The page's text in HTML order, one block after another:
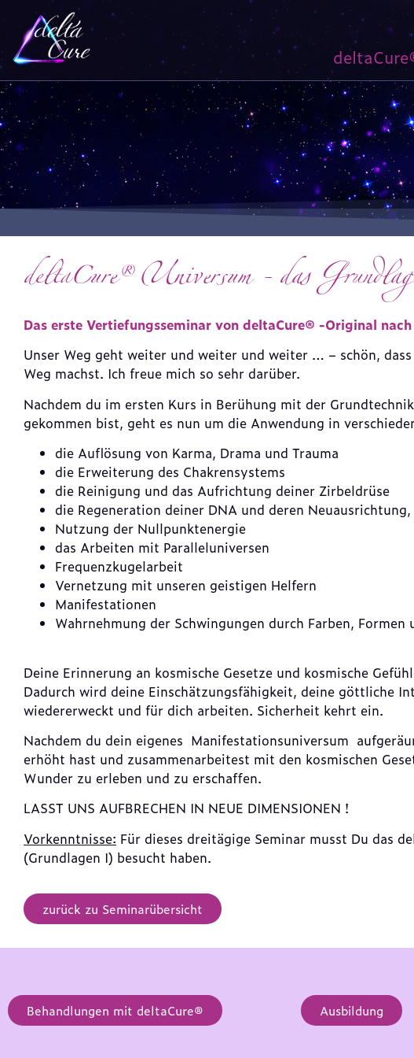
deltaCure® Universum - das
Das erste Vertiefungsseminar von deltaCure® -Original
Unser Weg geht weiter und weiter und weiter … – schön,
Weg machst. Ich freue mich so sehr darüber.
Nachdem du im ersten Kurs in Berühung mit der
gekommen bist, geht es nun um die Anwendung in
die Auflösung von Karma, Drama und Trauma
die Erweiterung des Chakrensystems
die Reinigung und das Aufrichtung deiner Zirbeldrüse
die Regeneration deiner DNA und deren
Nutzung der Nullpunktenergie
das Arbeiten mit Paralleluniversen
Frequenzkugelarbeit
Vernetzung mit unseren geistigen Helfern
Manifestationen
Wahrnehmung der Schwingungen durch Farben, Formen
Deine Erinnerung an kosmische Gesetze und kosmische
Dadurch wird deine Einschätzungsfähigkeit, deine göttliche
wiedererweckt und für dich arbeiten. Sicherheit kehrt ein.
Nachdem du dein eigenes Manifestationsuniversum
erhöht hast und zusammenarbeitest mit den kosmischen
Wunder zu erleben und zu erschaffen.
LASST UNS AUFBRECHEN IN NEUE DIMENSIONEN !
Vorkenntnisse: Für dieses dreitägige Seminar musst Du das
(Grundlagen I) besucht haben.
zurück zu Seminarübersicht
Behandlungen mit deltaCure® Ausbildung